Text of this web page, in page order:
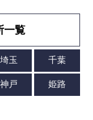
一覧